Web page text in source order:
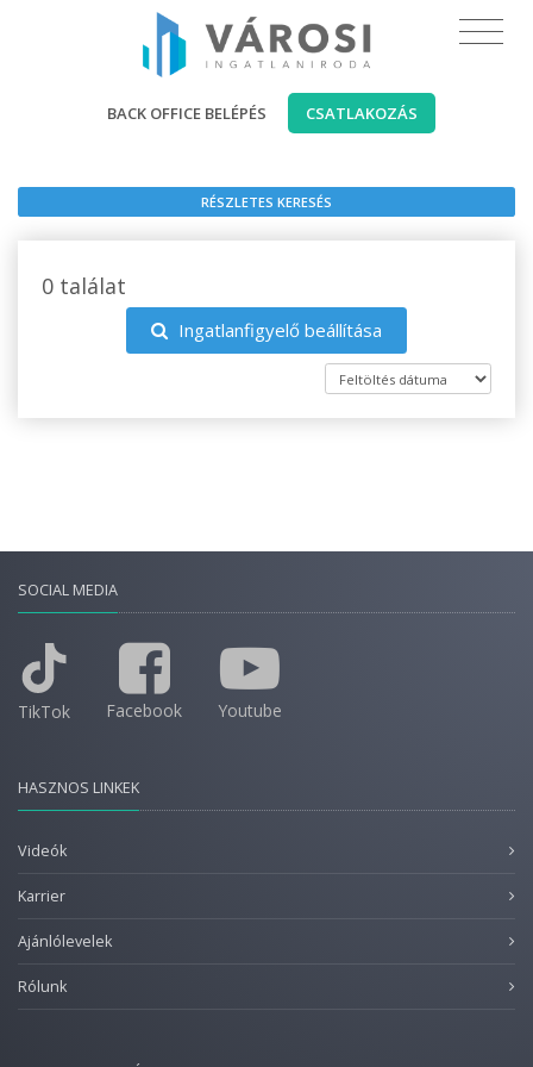
BACK OFFICE BELÉPÉS CSATLAKOZÁS
RÉSZLETES KERESÉS
0 találat
Ingatlanfigyelő beállítása
SOCIAL MEDIA
TikTok Facebook Youtube
HASZNOS LINKEK
Videók
Karrier
Ajánlólevelek
Rólunk